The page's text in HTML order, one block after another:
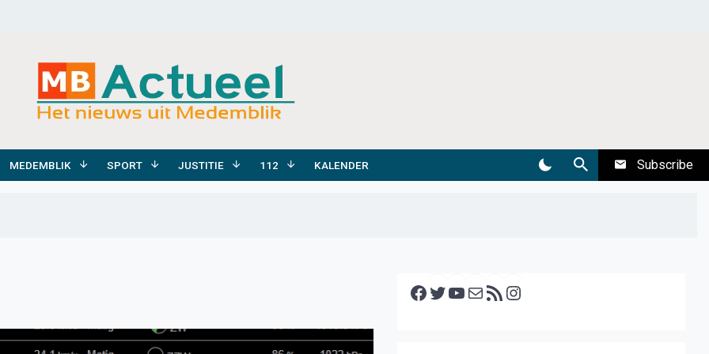
MEDEMBLIK SPORT JUSTITIE 112 KALENDER Subscribe
Facebook Twitter YouTube E-mail RSS feed